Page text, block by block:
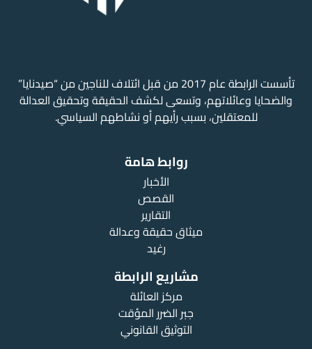
تأسست الرابطة عام 2017 من قبل ائتلاف للناجين من “صيدنايا”
والضحايا وعائلاتهم، وتسعى لكشف الحقيقة وتحقيق العدالة
للمعتقلين، بسبب رأيهم أو نشاطهم السياسي.
روابط هامة
الأخبار
القصص
التقارير
ميثاق حقيقة وعدالة
رغيد
مشاريع الرابطة
مركز العائلة
جبر الضرر المؤقت
التوثيق القانوني